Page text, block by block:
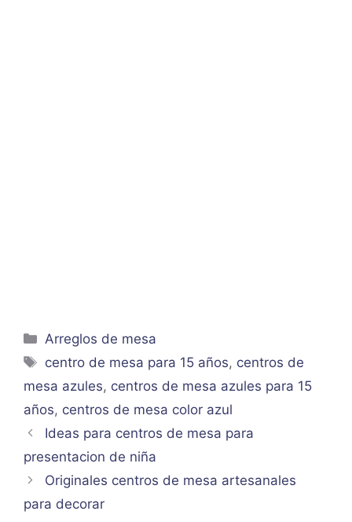
Categorías
Arreglos de mesa
Etiquetas
centro de mesa para 15 años, centros de
mesa azules, centros de mesa azules para 15
años, centros de mesa color azul
Ideas para centros de mesa para
presentacion de niña
Originales centros de mesa artesanales
para decorar